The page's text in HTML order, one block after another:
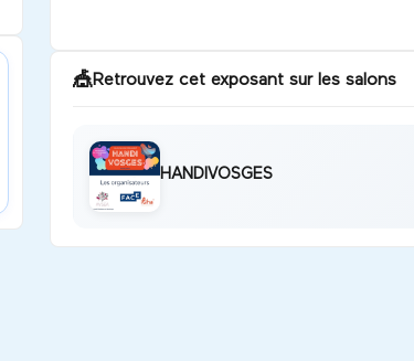
🎪Retrouvez cet exposant sur les salons
HANDIVOSGES